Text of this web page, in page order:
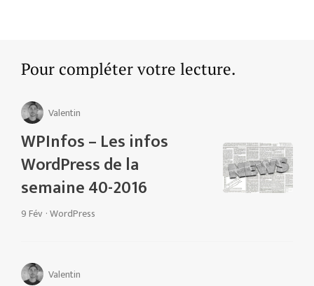
Pour compléter votre lecture.
Valentin
WPInfos – Les infos
WordPress de la
semaine 40-2016
9 Fév ·WordPress
Valentin